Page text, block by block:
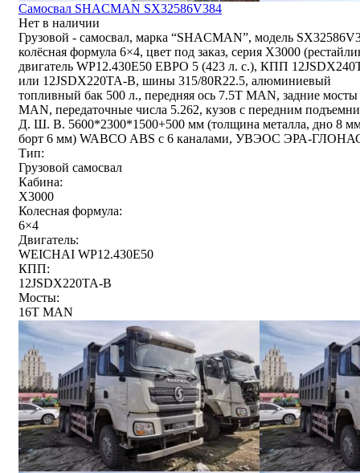
Самосвал SHACMAN SX32586V384
Нет в наличии
Грузовой - самосвал, марка “SHACMAN”, модель
колёсная формула 6×4, цвет под заказ, серия X3000
двигатель WP12.430E50 ЕВРО 5 (423 л. с.), КПП
или 12JSDX220TA-B, шины 315/80R22.5, алюминиевый
топливный бак 500 л., передняя ось 7.5T MAN, задние
MAN, передаточные числа 5.262, кузов с передним
Д. Ш. В. 5600*2300*1500+500 мм (толщина металла, дно 8
борт 6 мм) WABCO ABS с 6 каналами, УВЭОС ЭРА-
Тип:
Грузовой самосвал
Кабина:
X3000
Колесная формула:
6×4
Двигатель:
WEICHAI WP12.430E50
КПП:
12JSDX220TA-B
Мосты:
16T MAN